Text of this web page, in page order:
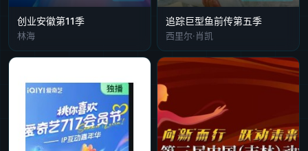
创业安徽第11季
林海
追踪巨型鱼前传第五季
西里尔·肖凯